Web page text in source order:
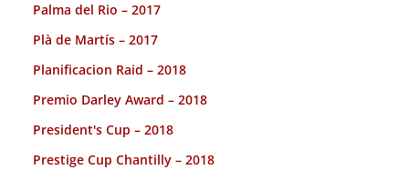
Palma del Rio – 2017
Plà de Martís – 2017
Planificacion Raid – 2018
Premio Darley Award – 2018
President's Cup – 2018
Prestige Cup Chantilly – 2018